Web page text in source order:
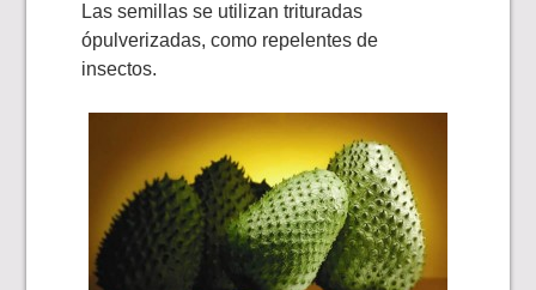
Las semillas se utilizan trituradas
ópulverizadas, como repelentes de
insectos.